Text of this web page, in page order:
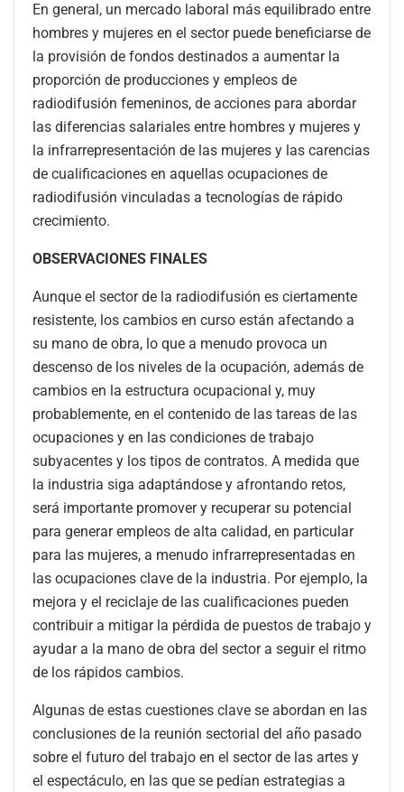
En general, un mercado laboral más equilibrado entre
hombres y mujeres en el sector puede beneficiarse de
la provisión de fondos destinados a aumentar la
proporción de producciones y empleos de
radiodifusión femeninos, de acciones para abordar
las diferencias salariales entre hombres y mujeres y
la infrarrepresentación de las mujeres y las carencias
de cualificaciones en aquellas ocupaciones de
radiodifusión vinculadas a tecnologías de rápido
crecimiento.
OBSERVACIONES FINALES
Aunque el sector de la radiodifusión es ciertamente
resistente, los cambios en curso están afectando a
su mano de obra, lo que a menudo provoca un
descenso de los niveles de la ocupación, además de
cambios en la estructura ocupacional y, muy
probablemente, en el contenido de las tareas de las
ocupaciones y en las condiciones de trabajo
subyacentes y los tipos de contratos. A medida que
la industria siga adaptándose y afrontando retos,
será importante promover y recuperar su potencial
para generar empleos de alta calidad, en particular
para las mujeres, a menudo infrarrepresentadas en
las ocupaciones clave de la industria. Por ejemplo, la
mejora y el reciclaje de las cualificaciones pueden
contribuir a mitigar la pérdida de puestos de trabajo y
ayudar a la mano de obra del sector a seguir el ritmo
de los rápidos cambios.
Algunas de estas cuestiones clave se abordan en las
conclusiones de la reunión sectorial del año pasado
sobre el futuro del trabajo en el sector de las artes y
el espectáculo, en las que se pedían estrategias a